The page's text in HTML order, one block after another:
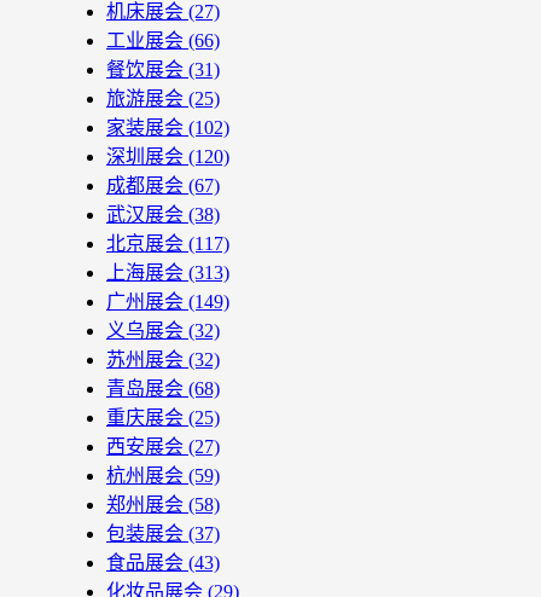
机床展会 (27)
工业展会 (66)
餐饮展会 (31)
旅游展会 (25)
家装展会 (102)
深圳展会 (120)
成都展会 (67)
武汉展会 (38)
北京展会 (117)
上海展会 (313)
广州展会 (149)
义乌展会 (32)
苏州展会 (32)
青岛展会 (68)
重庆展会 (25)
西安展会 (27)
杭州展会 (59)
郑州展会 (58)
包装展会 (37)
食品展会 (43)
化妆品展会 (29)